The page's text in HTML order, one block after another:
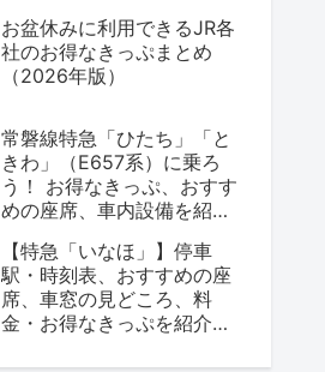
（座席表・荷物置場の情報
あり）
お盆休みに利用できるJR各
社のお得なきっぷまとめ
（2026年版）
常磐線特急「ひたち」「と
きわ」（E657系）に乗ろ
う！ お得なきっぷ、おすす
めの座席、車内設備を紹介
【特急「いなほ」】停車
駅・時刻表、おすすめの座
席、車窓の見どころ、料
金・お得なきっぷを紹介し